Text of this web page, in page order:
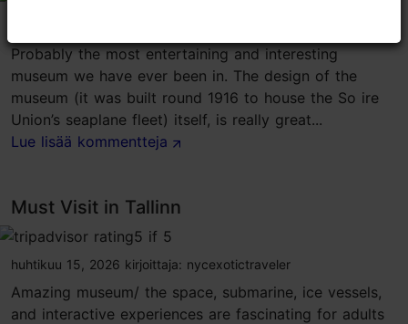
Probably the most entertaining and interesting
museum we have ever been in. The design of the
museum (it was built round 1916 to house the So ire
Union’s seaplane fleet) itself, is really great...
Lue lisää kommentteja
Must Visit in Tallinn
tripadvisor rating 5 of 5
huhtikuu 15, 2026 kirjoittaja: nycexotictraveler
Amazing museum/ the space, submarine, ice vessels,
and interactive experiences are fascinating for adults